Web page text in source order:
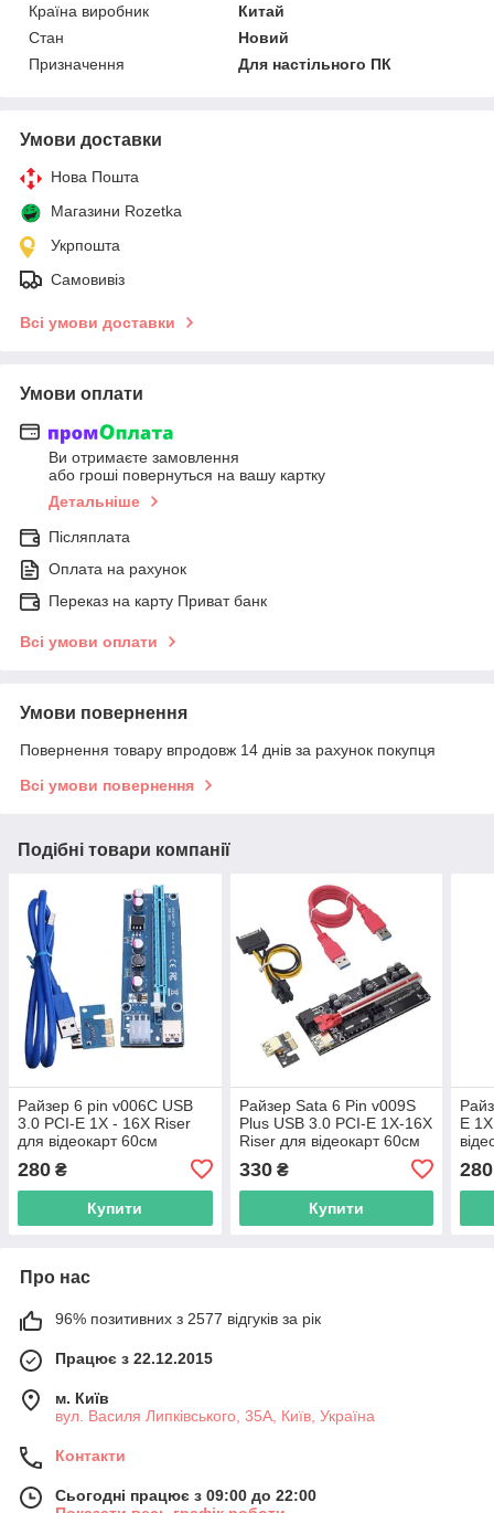
Країна виробник
Китай
Стан
Новий
Призначення
Для настільного ПК
Умови доставки
Нова Пошта
Магазини Rozetka
Укрпошта
Самовивіз
Всі умови доставки
Умови оплати
Ви отримаєте замовлення
або гроші повернуться на вашу картку
Детальніше
Післяплата
Оплата на рахунок
Переказ на карту Приват банк
Всі умови оплати
Умови повернення
Повернення товару впродовж 14 днів за рахунок покупця
Всі умови повернення
Подібні товари компанії
Райзер 6 pin v006C USB
3.0 PCI-E 1X - 16X Riser
для відеокарт 60см
adapter PCI express плата
розширення прямої
280 ₴
Купити
Райзер Sata 6 Pin v009S
Plus USB 3.0 PCI-E 1X-16X
Riser для відеокарт 60см
майнінг
330₴
Купити
E
470
280
Про нас
96% позитивних з 2577 відгуків за рік
Працює з 22.12.2015
м. Київ
вул. Василя Липківського, 35А, Київ, Україна
Контакти
Сьогодні працює з 09:00 до 22:00